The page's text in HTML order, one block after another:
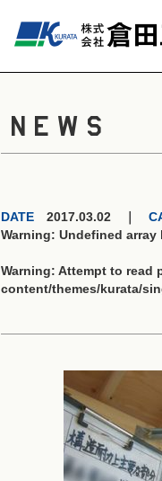
NEWS
DATE 2017.03.02 ｜
Warning: Undefined array
Warning: Attempt to read
content/themes/kurata/